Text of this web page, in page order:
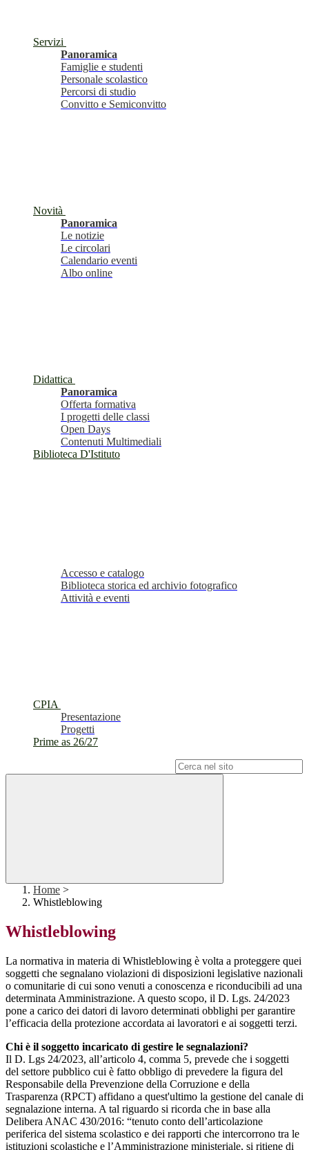
Servizi
Panoramica
Famiglie e studenti
Personale scolastico
Percorsi di studio
Convitto e Semiconvitto
Novità
Panoramica
Le notizie
Le circolari
Calendario eventi
Albo online
Didattica
Panoramica
Offerta formativa
I progetti delle classi
Open Days
Contenuti Multimediali
Biblioteca D'Istituto
Accesso e catalogo
Biblioteca storica ed archivio fotografico
Attività e eventi
CPIA
Presentazione
Progetti
Prime as 26/27
Home >
Whistleblowing
Whistleblowing
La normativa in materia di Whistleblowing è volta a proteggere quei
soggetti che segnalano violazioni di disposizioni legislative nazionali
o comunitarie di cui sono venuti a conoscenza e riconducibili ad una
determinata Amministrazione. A questo scopo, il D. Lgs. 24/2023
pone a carico dei datori di lavoro determinati obblighi per garantire
l’efficacia della protezione accordata ai lavoratori e ai soggetti terzi.
Chi è il soggetto incaricato di gestire le segnalazioni?
Il D. Lgs 24/2023, all’articolo 4, comma 5, prevede che i soggetti
del settore pubblico cui è fatto obbligo di prevedere la figura del
Responsabile della Prevenzione della Corruzione e della
Trasparenza (RPCT) affidano a quest'ultimo la gestione del canale di
segnalazione interna. A tal riguardo si ricorda che in base alla
Delibera ANAC 430/2016: “tenuto conto dell’articolazione
periferica del sistema scolastico e dei rapporti che intercorrono tra le
istituzioni scolastiche e l’Amministrazione ministeriale, si ritiene di